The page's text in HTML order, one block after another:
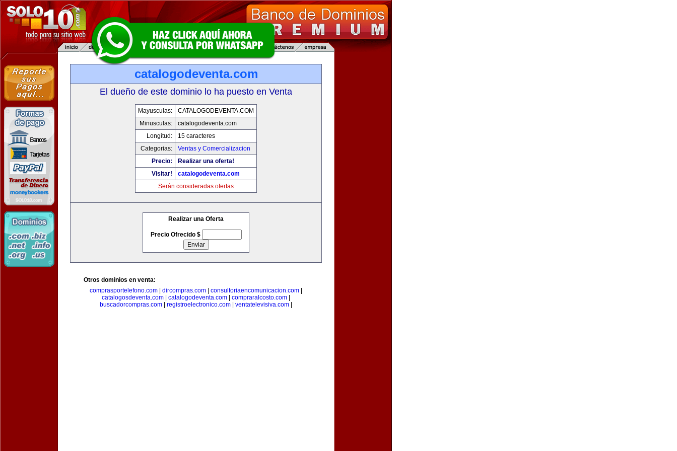
catalogodeventa.com
El dueño de este dominio lo ha puesto en Venta
Mayusculas:
CATALOGODEVENTA.COM
Minusculas:
catalogodeventa.com
Longitud:
15 caracteres
Categorias:
Ventas y Comercializacion
Precio:
Realizar una oferta!
Visitar!
catalogodeventa.com
Serán consideradas ofertas
Realizar una Oferta
Precio Ofrecido $
Otros dominios en venta:
comprasportelefono.com
dircompras.com consultoriaencomunicacion.com
catalogosdeventa.com
catalogodeventa.com compraralcosto.com
buscadorcompras.com
registroelectronico.com ventatelevisiva.com